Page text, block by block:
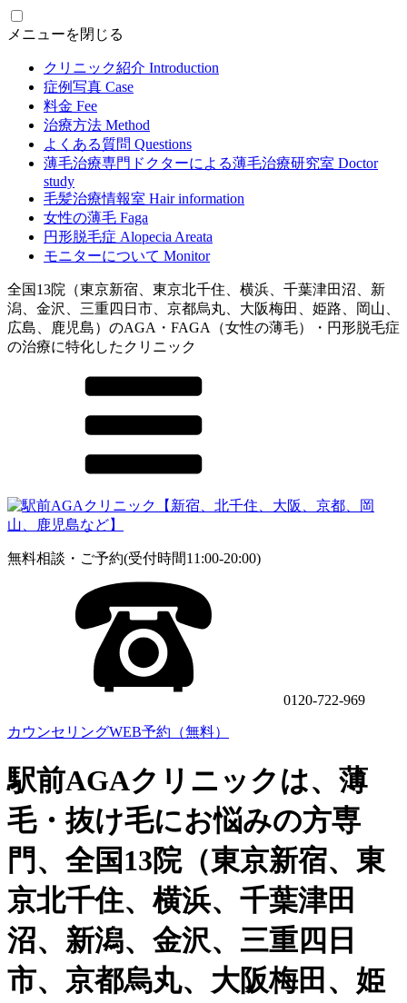
メニューを閉じる
クリニック紹介 Introduction
症例写真 Case
料金 Fee
治療方法 Method
よくある質問 Questions
薄毛治療専門ドクターによる薄毛治療研究室 Doctor
study
毛髪治療情報室 Hair information
女性の薄毛 Faga
円形脱毛症 Alopecia Areata
モニターについて Monitor
全国13院（東京新宿、東京北千住、横浜、千葉津田沼、新
潟、金沢、三重四日市、京都烏丸、大阪梅田、姫路、岡山、
広島、鹿児島）のAGA・FAGA（女性の薄毛）・円形脱毛症
の治療に特化したクリニック
無料相談・ご予約(受付時間11:00-20:00)
0120-722-969
カウンセリングWEB予約（無料）
駅前AGAクリニックは、薄
毛・抜け毛にお悩みの方専
門、全国13院（東京新宿、東
京北千住、横浜、千葉津田
沼、新潟、金沢、三重四日
市、京都烏丸、大阪梅田、姫